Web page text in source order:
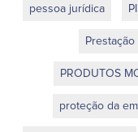
pessoa jurídica
PRODUTOS
proteção da